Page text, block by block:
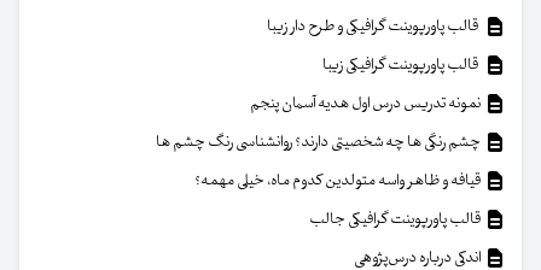
قالب پاورپوینت گرافیکی و طرح دار زیبا
قالب پاورپوینت گرافیکی زیبا
نمونه تدریس درس اول هدیه آسمان پنجم
چشم رنگی ها چه شخصیتی دارند؟ روانشناسی رنگ چشم ها
قیافه و ظاهر واسه متولدین کدوم ماه، خیلی مهمه؟
قالب پاورپوینت گرافیکی جالب
اندکی درباره درس‌پژوهی